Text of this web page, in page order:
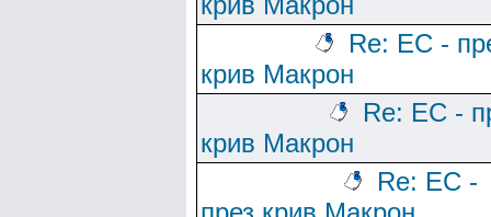
Re: ЕС -
крив Макрон
Re: ЕС -
крив Макрон
Re: ЕС -